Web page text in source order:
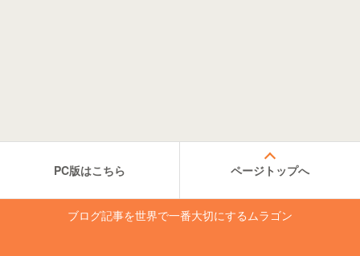
PC版はこちら ページトップへ
ブログ記事を世界で一番大切にするムラゴン